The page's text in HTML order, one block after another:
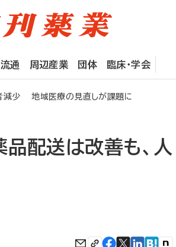
通 周辺産業 団体 臨床・学会
者減少 地域医療の見直しが課題に
品配送は改善も、人